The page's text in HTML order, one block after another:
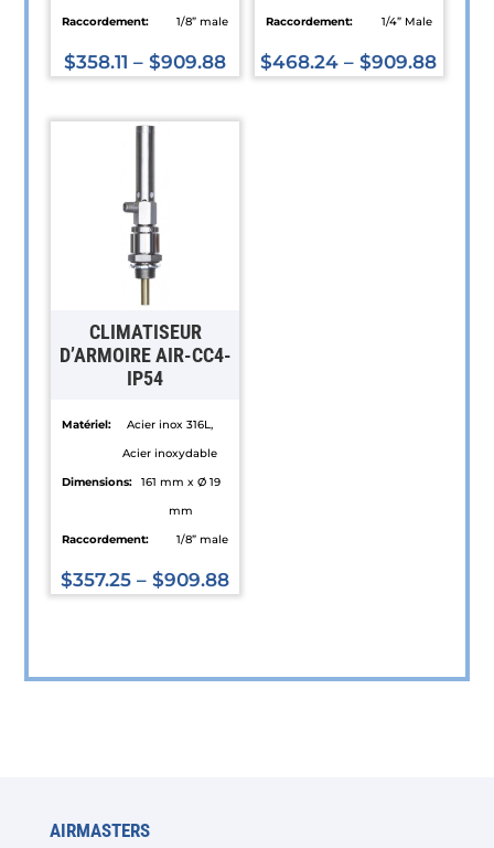
Raccordement:
1/8” male
$358.11 –$909.88
produit
variations.
Les
options
choisies
sur
page
du
produit
Raccordement:
1/4” Male
$468.24 –$909.88
CLIMATISEUR
D’ARMOIRE AIR-CC4-
IP54
Matériel:
Acier inox 316L,
Acier inoxydable
Dimensions:
161 mm x Ø 19
mm
Raccordement:
1/8” male
$357.25 –$909.88
être
AIRMASTERS